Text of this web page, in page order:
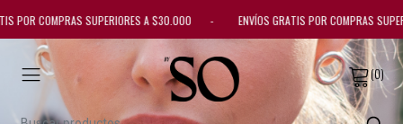
SUPERIORES A $30.000 - ENVÍOS GRATIS POR COMPRAS
(0)